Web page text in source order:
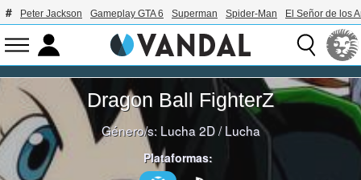
Peter Jackson Gameplay GTA 6 Superman Spider-Man El Señor de los
Dragon Ball FighterZ
Género/s: Lucha 2D/Lucha
Plataformas: